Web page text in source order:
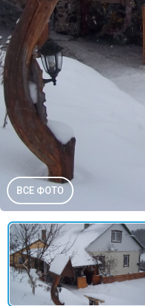
ВСЕ ФОТО